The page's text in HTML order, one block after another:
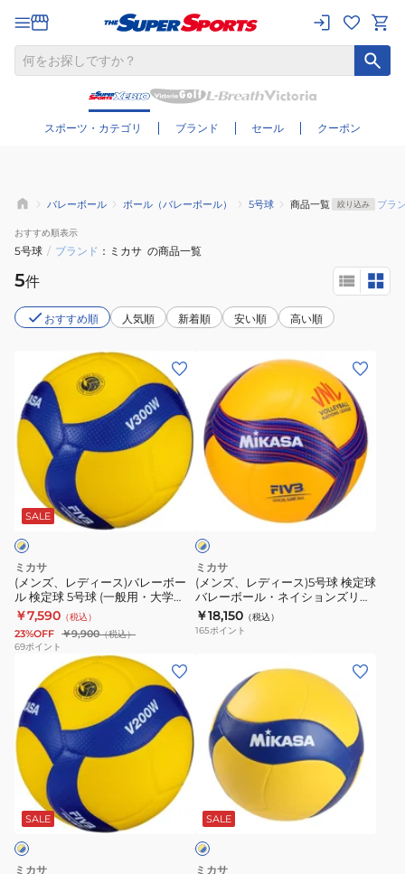
スポーツ・カテゴリ ブランド セール クーポン
さらに絞り込む
バレーボール ボール（バレーボール） 5号球 商品一覧 絞り込み ブラ
おすすめ順表示
5号球 / ブランド ミカサ の商品一覧
5件
おすすめ順 人気順 新着順 安い順 高い順
ズ、
レ
デ
ィ
ス)
バ
レ
ー
ボ
ー
ル
球
5
号
球
(一
般
用・
大
SALE
ミカサ
(メンズ、レディース)バレーボー
ル 検定球 5号球 (一般用・大学
用・高校用) 国際公認球 V300W
自主練 練習
￥7,590 （税込）
23%OFF ￥9,900（税込）
69ポイント
ズ、
レ
デ
ィ
号
球
検
定
球
ル・
シ
ョ
ン
ロ
ー
ル
ー
ミカサ
(メンズ、レディース)5号球 検定球
バレーボール・ネイションズリー
グ 公式試合球モデル V200W-
VNL
￥18,150 （税込）
165ポイント
ズ、
レ
デ
ィ
ー
ス)
バ
レ
SALE
ミカサ
ズ、
ス)
バ
レ
SALE
ロ
ー
ミカサ